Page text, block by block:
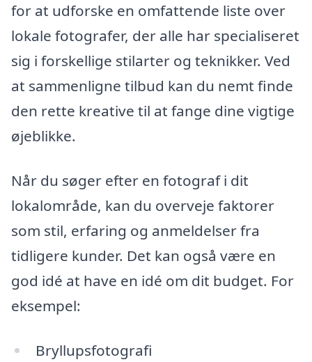
for at udforske en omfattende liste over
lokale fotografer, der alle har specialiseret
sig i forskellige stilarter og teknikker. Ved
at sammenligne tilbud kan du nemt finde
den rette kreative til at fange dine vigtige
øjeblikke.
Når du søger efter en fotograf i dit
lokalområde, kan du overveje faktorer
som stil, erfaring og anmeldelser fra
tidligere kunder. Det kan også være en
god idé at have en idé om dit budget. For
eksempel:
Bryllupsfotografi